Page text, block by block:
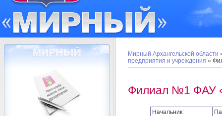
Мирный Архангельской области
предприятия и учреждения »
Филиал №1 ФАУ
Начальник: